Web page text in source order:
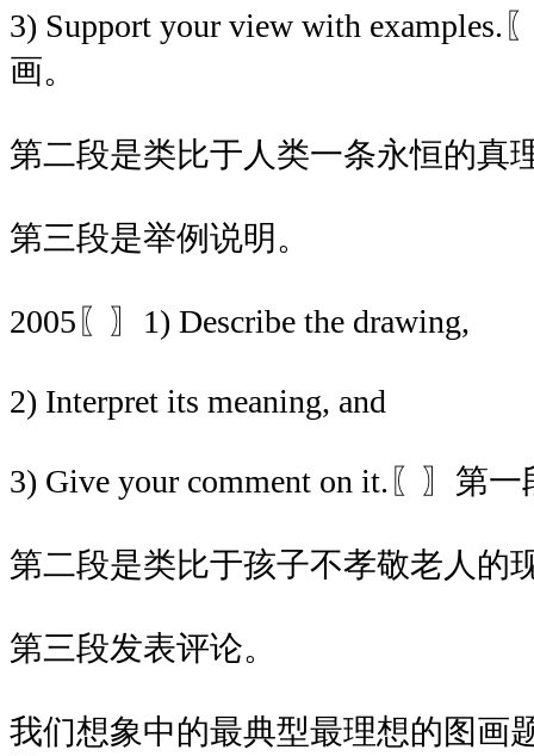
3) Support your view with examples.
画。
第二段是类比于人类一条永恒的真
第三段是举例说明。
2005〖〗1) Describe the drawing,
2) Interpret its meaning, and
3) Give your comment on it.〖〗第
第二段是类比于孩子不孝敬老人的
第三段发表评论。
我们想象中的最典型最理想的图画